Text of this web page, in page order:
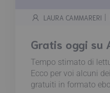
LAURA CAMMARERI |
Gratis oggi su
Tempo stimato di
Ecco per voi alcuni
gratuiti in formato